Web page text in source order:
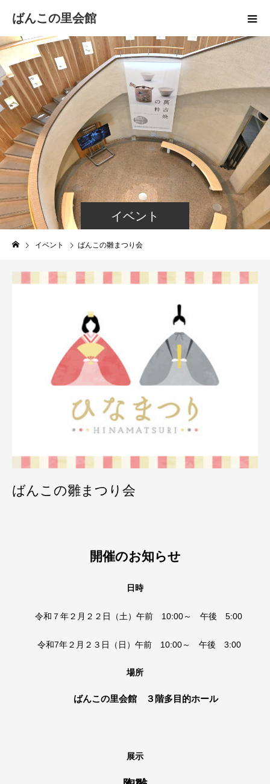
ばんこの里会館
イベント
イベント ばんこの雛まつり会
ばんこの雛まつり会
開催のお知らせ
日時
令和７年２月２２日（土）午前 10:00～ 午後 5:00
令和7年２月２３日（日）午前 10:00～ 午後 3:00
場所
ばんこの里会館 ３階多目的ホール
展示